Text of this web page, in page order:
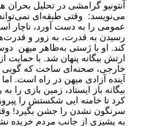
آنتونیو گرامشی در تحلیل بحران
می‌نویسد: وقتی طبقه‌ای
عمومی را به دست آورد، ناچار
رسیدن به قدرت، به زور و
کند. او با ژستی به‌ظاهر میهن‌
ارتش بیگانه پنهان شد. با حمایت
خارجی، صحنه‌ای ساخت که گویی
آینده آزادی میهن در راه است.
بیگانه باز ایستاد، زمین بازی را به
کرد تا خامنه ایی شکستش را
سرنگون نشدن را جشن بگیرد!
به پشیزی از جانب مردم خریده